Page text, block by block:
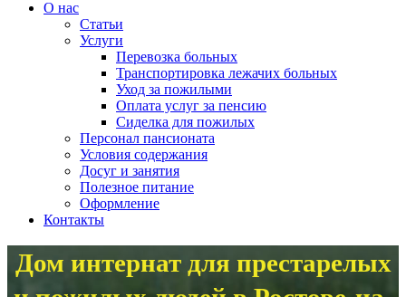
О нас
Статьи
Услуги
Перевозка больных
Транспортировка лежачих больных
Уход за пожилыми
Оплата услуг за пенсию
Сиделка для пожилых
Персонал пансионата
Условия содержания
Досуг и занятия
Полезное питание
Оформление
Контакты
Дом интернат для престарелых